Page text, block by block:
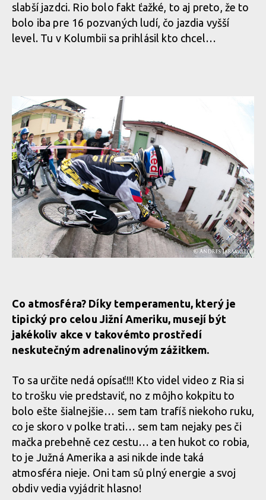
slabší jazdci. Rio bolo fakt ťažké, to aj preto, že to
bolo iba pre 16 pozvaných ludí, čo jazdia vyšší
level. Tu v Kolumbii sa prihlásil kto chcel…
Co atmosféra? Díky temperamentu, který je
tipický pro celou Jižní Ameriku, musejí být
jakékoliv akce v takovémto prostředí
neskutečným adrenalinovým zážitkem.
To sa určite nedá opísať!!! Kto videl video z Ria si
to trošku vie predstaviť, no z môjho kokpitu to
bolo ešte šialnejšie… sem tam trafíš niekoho ruku,
co je skoro v polke trati… sem tam nejaky pes či
mačka prebehně cez cestu… a ten hukot co robia,
to je Južná Amerika a asi nikde inde taká
atmosféra nieje. Oni tam sů plný energie a svoj
obdiv vedia vyjádrit hlasno!